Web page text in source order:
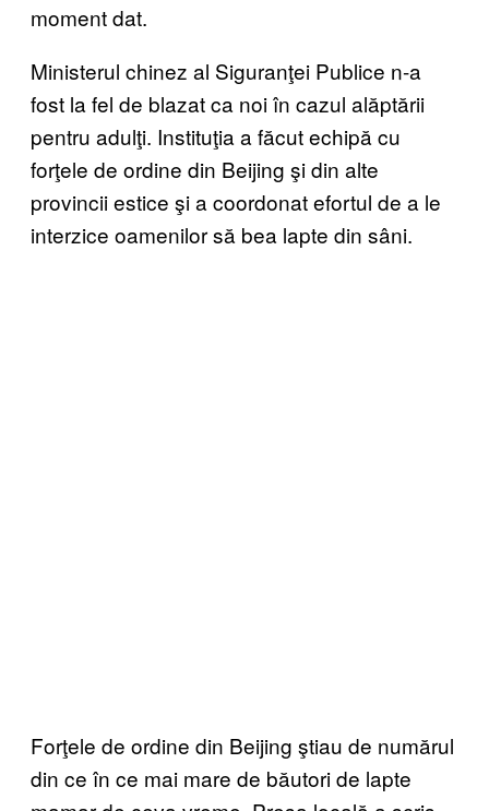
moment dat.
Ministerul chinez al Siguranţei Publice n-a
fost la fel de blazat ca noi în cazul alăptării
pentru adulţi. Instituţia a făcut echipă cu
forţele de ordine din Beijing şi din alte
provincii estice şi a coordonat efortul de a le
interzice oamenilor să bea lapte din sâni.
Forţele de ordine din Beijing ştiau de numărul
din ce în ce mai mare de băutori de lapte